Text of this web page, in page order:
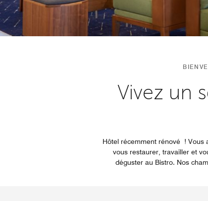
Vivez un
Hôtel récemment rénové ! Vous
vous restaurer, travailler et
déguster au Bistro. Nos